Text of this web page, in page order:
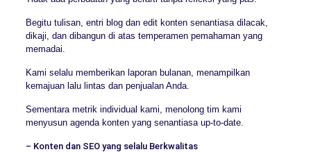
Begitu tulisan, entri blog dan edit konten senantiasa dilacak,
dikaji, dan dibangun di atas temperamen pemahaman yang
memadai.
Kami selalu memberikan laporan bulanan, menampilkan
kemajuan lalu lintas dan penjualan Anda.
Sementara metrik individual kami, menolong tim kami
menyusun agenda konten yang senantiasa up-to-date.
– Konten dan SEO yang selalu Berkwalitas